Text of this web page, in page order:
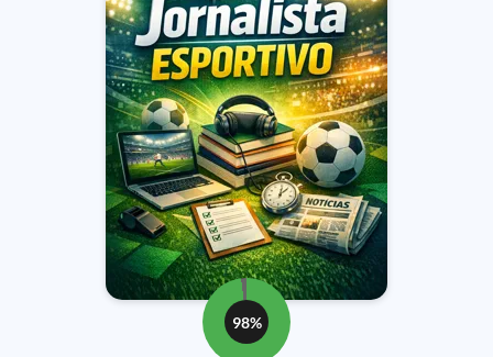
98%